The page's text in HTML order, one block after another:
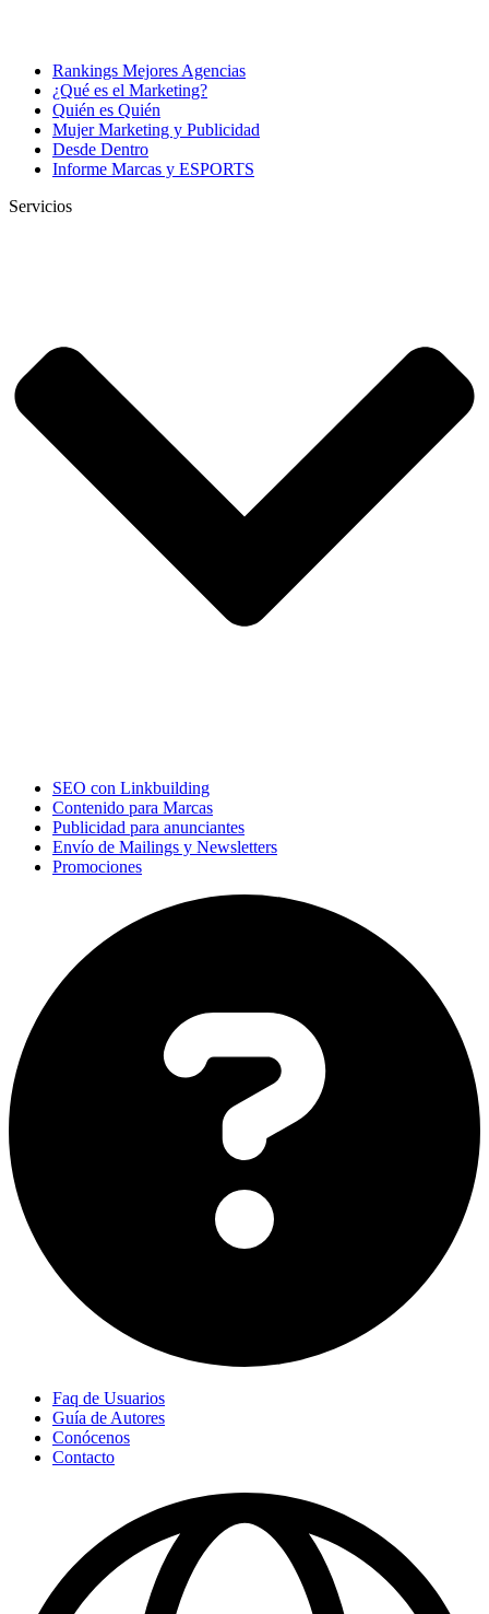
Rankings Mejores Agencias
¿Qué es el Marketing?
Quién es Quién
Mujer Marketing y Publicidad
Desde Dentro
Informe Marcas y ESPORTS
Servicios
SEO con Linkbuilding
Contenido para Marcas
Publicidad para anunciantes
Envío de Mailings y Newsletters
Promociones
Faq de Usuarios
Guía de Autores
Conócenos
Contacto